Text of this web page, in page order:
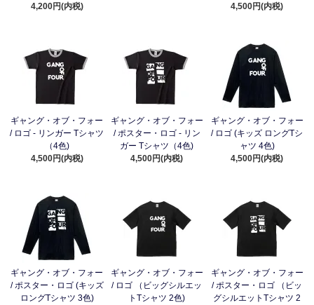
4,200円(内税)
4,500円(内税)
ギャング・オブ・フォー
/ ロゴ - リンガー Tシャツ
（4色)
4,500円(内税)
ギャング・オブ・フォー
/ ポスター・ロゴ - リン
ガー Tシャツ（4色)
4,500円(内税)
ギャング・オブ・フォー
/ ロゴ (キッズ ロングTシ
ャツ 4色)
4,500円(内税)
ギャング・オブ・フォー
/ ポスター・ロゴ (キッズ
ロングTシャツ 3色)
ギャング・オブ・フォー
/ ロゴ （ビッグシルエッ
トTシャツ 2色)
ギャング・オブ・フォー
/ ポスター・ロゴ （ビッ
グシルエットTシャツ 2